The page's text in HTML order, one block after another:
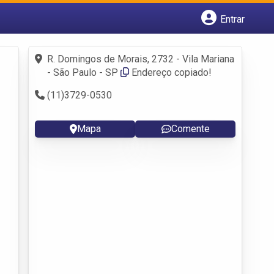
Entrar
Fazer login
Criar conta
R. Domingos de Morais, 2732 - Vila Mariana
- São Paulo - SP
Endereço copiado!
(11)3729-0530
Mapa Comente